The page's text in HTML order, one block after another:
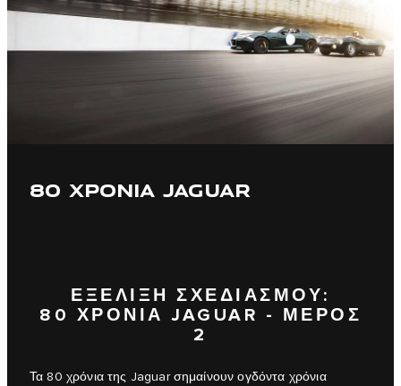
80 ΧΡΟΝΙΑ JAGUAR
ΕΞΕΛΙΞΗ ΣΧΕΔΙΑΣΜΟΥ:
80 ΧΡΟΝΙΑ JAGUAR - ΜΕΡΟΣ
2
Τα 80 χρόνια της Jaguar σημαίνουν ογδόντα χρόνια